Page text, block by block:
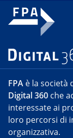
FPA è la società
Digital 360 che
interessate ai
loro percorsi di
organizzativa.